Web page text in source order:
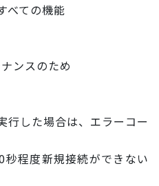
べての機能
ンスのため
行した場合は、エラーコー
秒程度新規接続ができない